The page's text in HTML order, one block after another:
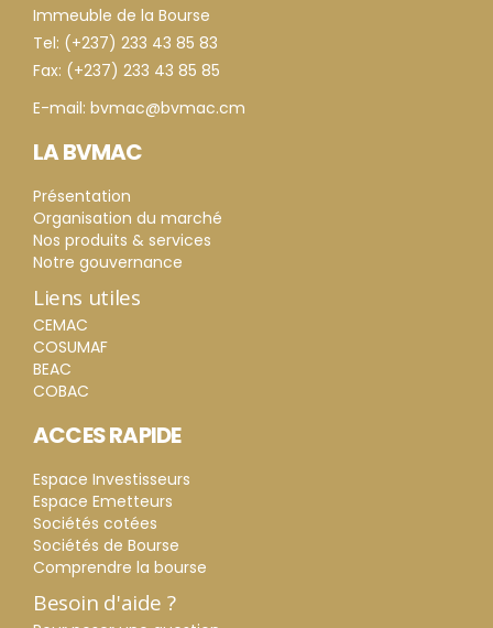
Immeuble de la Bourse
Tel: (+237) 233 43 85 83
Fax: (+237) 233 43 85 85
E-mail: bvmac@bvmac.cm
LA BVMAC
Présentation
Organisation du marché
Nos produits & services
Notre gouvernance
Liens utiles
CEMAC
COSUMAF
BEAC
COBAC
ACCES RAPIDE
Espace Investisseurs
Espace Emetteurs
Sociétés cotées
Sociétés de Bourse
Comprendre la bourse
Besoin d'aide ?